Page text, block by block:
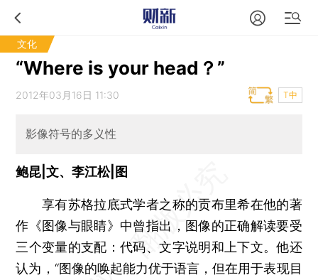
文化
“Where is your head？”
2012年03月16日 11:30 T中
影像符号的多义性
鲍昆|文、李江松|图
享有苏格拉底式学者之称的贡布里希在他的著
作《图像与眼睛》中曾指出，图像的正确解读要受
三个变量的支配：代码、文字说明和上下文。他还
认为，“图像的唤起能力优于语言，但在用于表现目